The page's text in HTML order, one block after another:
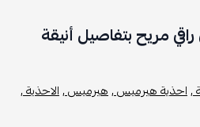
مريح بتفاصيل أنيقة
,احذية هيرميس ,هيرميس ,الاحذية ,